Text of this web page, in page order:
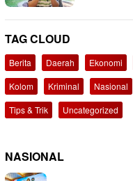
TAG CLOUD
Berita Daerah Ekonomi
Kolom
Kriminal Nasional
Tips & Trik
Uncategorized
NASIONAL